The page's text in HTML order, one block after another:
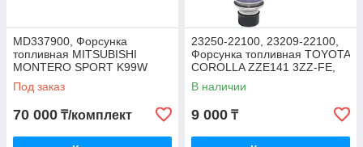
MD337900, Форсунка
топливная MITSUBISHI
MONTERO SPORT K99W
1996-2004, EXKOW
Под заказ
70 000 ₸/комплект
23250-22100, 23209-22100,
Форсунка топливная TOYOTA
COROLLA ZZE141 3ZZ-FE,
COROLLA VERSO V-1.8 16V
VVTI
В наличии
9 000 ₸